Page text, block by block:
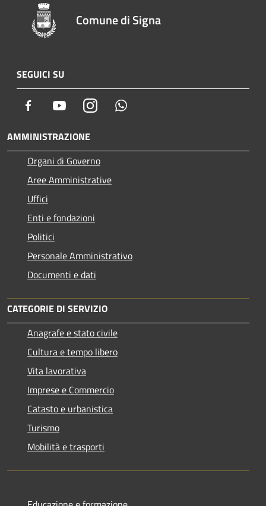
Comune di Signa
SEGUICI SU
Facebook YoutubeInstagram
AMMINISTRAZIONE
Organi di Governo
Aree Amministrative
Uffici
Enti e fondazioni
Politici
Personale Amministrativo
Documenti e dati
CATEGORIE DI SERVIZIO
Anagrafe e stato civile
Cultura e tempo libero
Vita lavorativa
Imprese e Commercio
Catasto e urbanistica
Turismo
Mobilità e trasporti